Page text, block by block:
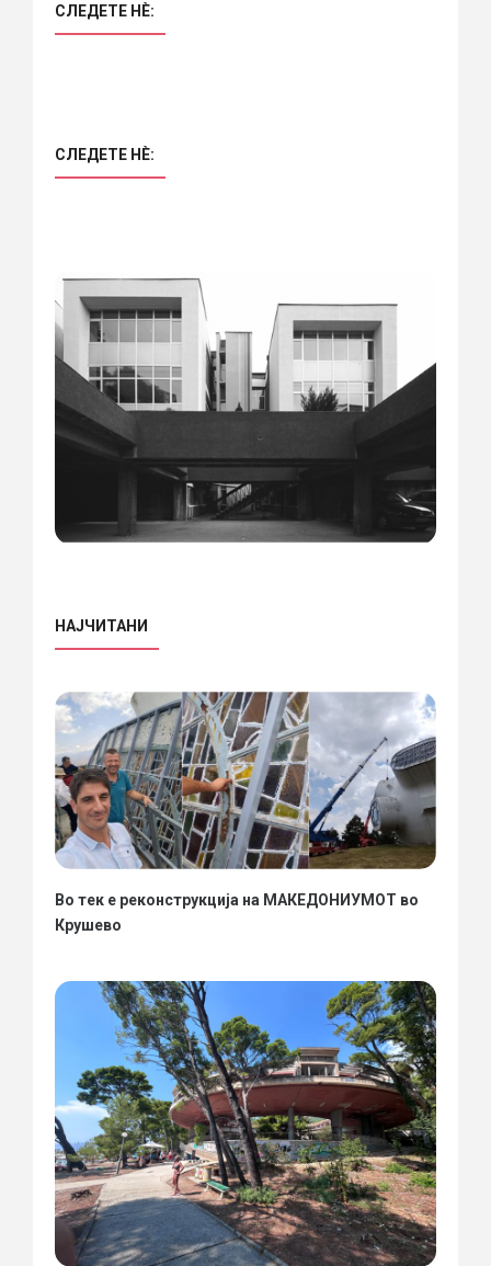
СЛЕДЕТЕ НÈ:
СЛЕДЕТЕ НÈ:
НАЈЧИТАНИ
Во тек е реконструкција на МАКЕДОНИУМОТ во
Крушево